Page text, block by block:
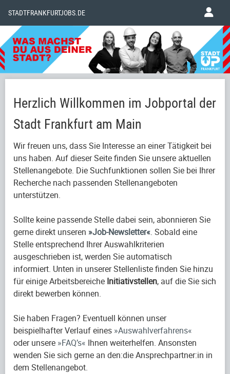
STADTFRANKFURTJOBS.DE
Herzlich Willkommen im Jobportal der
Stadt Frankfurt am Main
Wir freuen uns, dass Sie Interesse an einer Tätigkeit bei
uns haben. Auf dieser Seite finden Sie unsere aktuellen
Stellenangebote. Die Suchfunktionen sollen Sie bei Ihrer
Recherche nach passenden Stellenangeboten
unterstützen.
Sollte keine passende Stelle dabei sein, abonnieren Sie
gerne direkt unseren Job-Newsletter . Sobald eine
Stelle entsprechend Ihrer Auswahlkriterien
ausgeschrieben ist, werden Sie automatisch
informiert. Unten in unserer Stellenliste finden Sie hinzu
für einige Arbeitsbereiche Initiativstellen, auf die Sie sich
direkt bewerben können.
Sie haben Fragen? Eventuell können unser
beispielhafter Verlauf eines Auswahlverfahrens
oder unsere FAQ’s Ihnen weiterhelfen. Ansonsten
wenden Sie sich gerne an den:die Ansprechpartner:in in
dem Stellenangebot.